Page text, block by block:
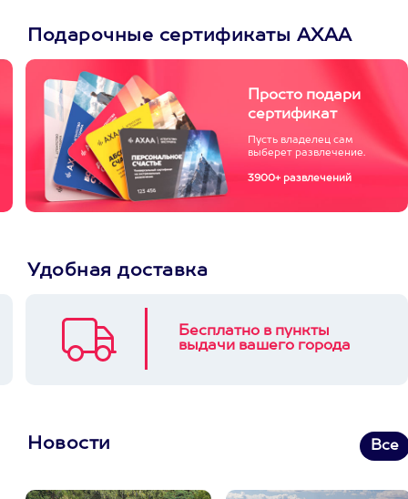
Подарочные сертификаты АХАА
Просто подари
сертификат
Пусть владелец сам
выберет развлечение.
3900+ развлечений
Удобная доставка
Бесплатно в пункты
выдачи вашего города
Новости Все